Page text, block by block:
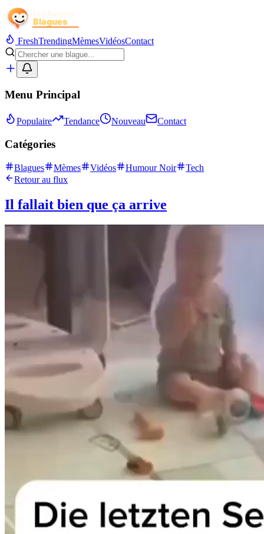
FreshTrendingMèmesVidéosContact
Menu Principal
Populaire Tendance Nouveau Contact
Catégories
Blagues Mèmes Vidéos Humour Noir
Tech
Retour au flux
Il fallait bien que ça arrive